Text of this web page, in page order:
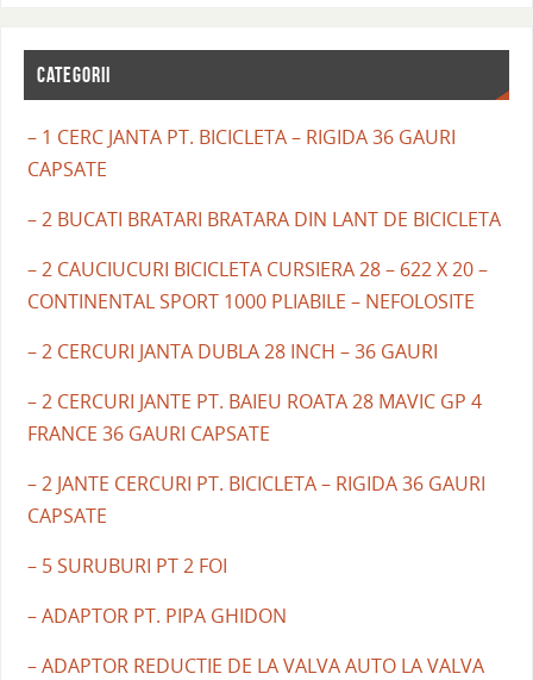
CATEGORII
– 1 CERC JANTA PT. BICICLETA – RIGIDA 36 GAURI
CAPSATE
– 2 BUCATI BRATARI BRATARA DIN LANT DE BICICLETA
– 2 CAUCIUCURI BICICLETA CURSIERA 28 – 622 X 20 –
CONTINENTAL SPORT 1000 PLIABILE – NEFOLOSITE
– 2 CERCURI JANTA DUBLA 28 INCH – 36 GAURI
– 2 CERCURI JANTE PT. BAIEU ROATA 28 MAVIC GP 4
FRANCE 36 GAURI CAPSATE
– 2 JANTE CERCURI PT. BICICLETA – RIGIDA 36 GAURI
CAPSATE
– 5 SURUBURI PT 2 FOI
– ADAPTOR PT. PIPA GHIDON
– ADAPTOR REDUCTIE DE LA VALVA AUTO LA VALVA